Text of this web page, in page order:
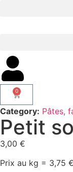
0
Category: Pâtes,
Petit
3,00 €
Prix au kg = 3,75 €